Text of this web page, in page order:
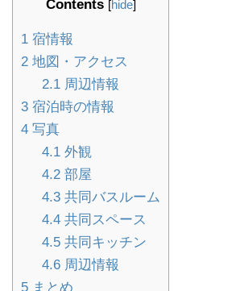
Contents [hide]
1 宿情報
2 地図・アクセス
2.1周辺情報
3 宿泊時の情報
4 写真
4.1外観
4.2部屋
4.3共同バスルーム
4.4共同スペース
4.5共同キッチン
4.6周辺情報
5 まとめ